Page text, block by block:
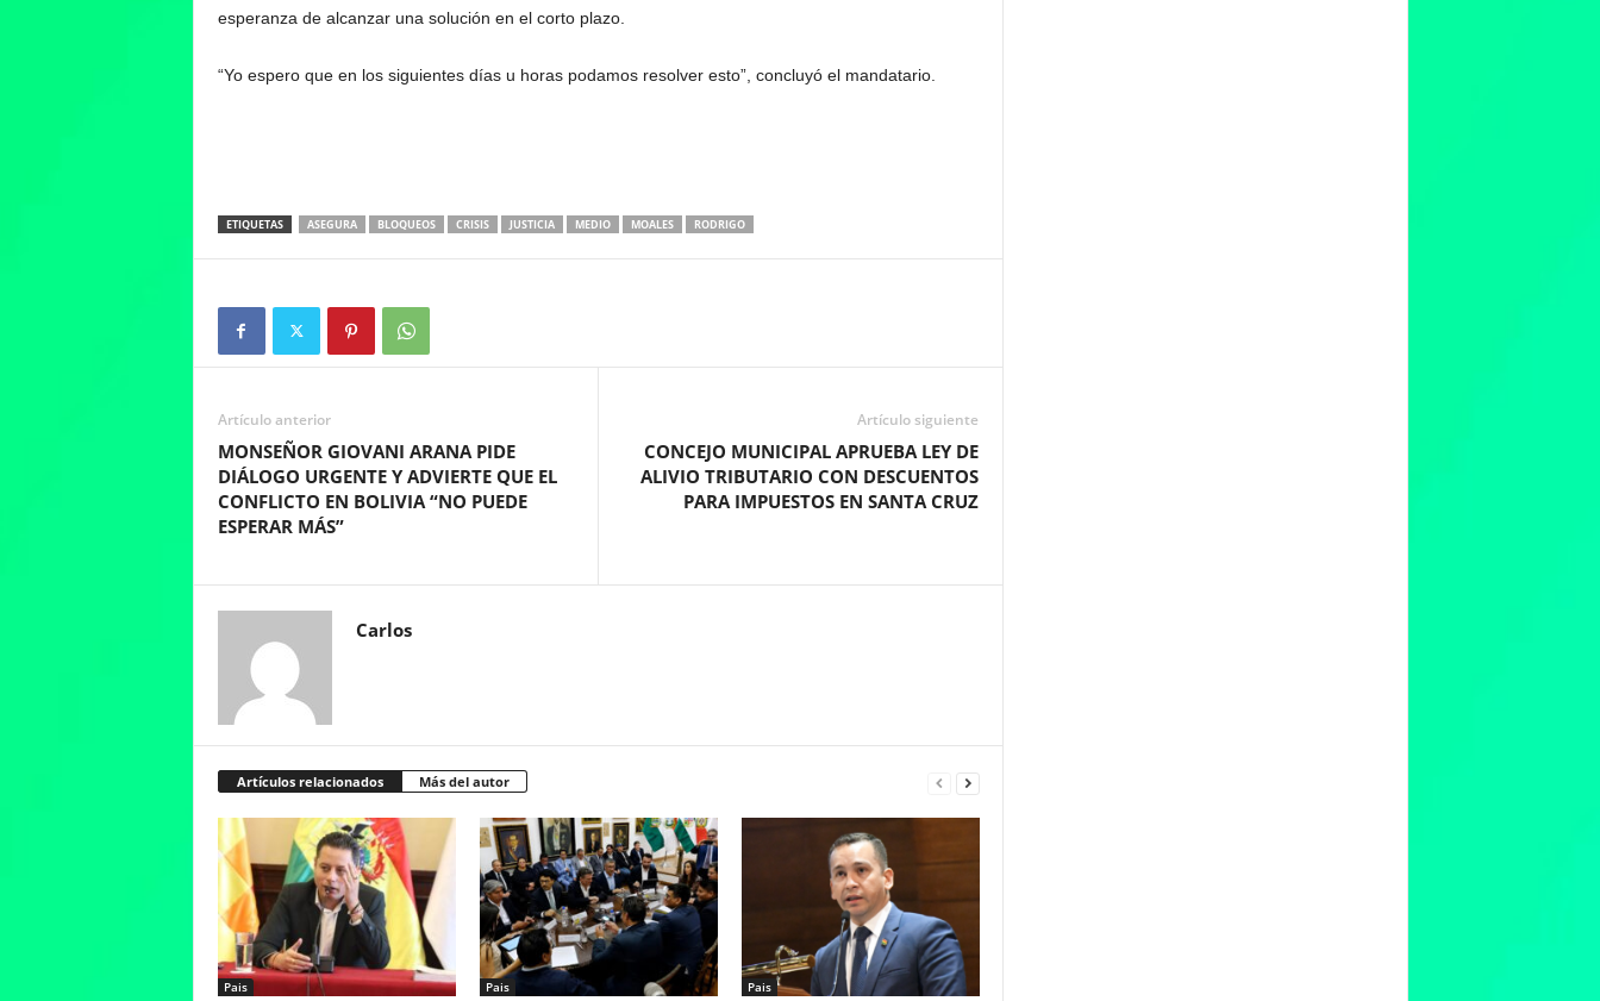
esperanza de alcanzar una solución en el corto plazo.
“Yo espero que en los siguientes días u horas podamos resolver esto”, concluyó el mandatario.
ETIQUETAS ASEGURA BLOQUEOS CRISIS JUSTICIA MEDIO MOALES RODRIGO
Artículo anterior
MONSEÑOR GIOVANI ARANA PIDE
DIÁLOGO URGENTE Y ADVIERTE QUE EL
CONFLICTO EN BOLIVIA “NO PUEDE
ESPERAR MÁS”
Artículo siguiente
CONCEJO MUNICIPAL APRUEBA LEY DE
ALIVIO TRIBUTARIO CON DESCUENTOS
PARA IMPUESTOS EN SANTA CRUZ
Carlos
Artículos relacionados Más del autor
Pais Pais Pais